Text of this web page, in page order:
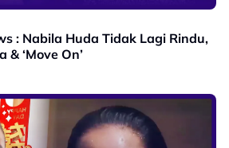
: Nabila Huda Tidak Lagi Rindu,
& ‘Move On’